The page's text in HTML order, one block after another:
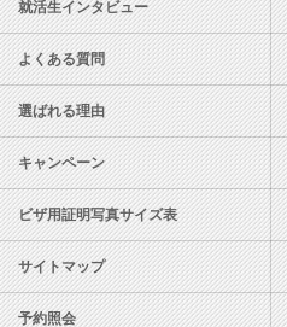
就活生インタビュー
よくある質問
選ばれる理由
キャンペーン
ビザ用証明写真サイズ表
サイトマップ
予約照会